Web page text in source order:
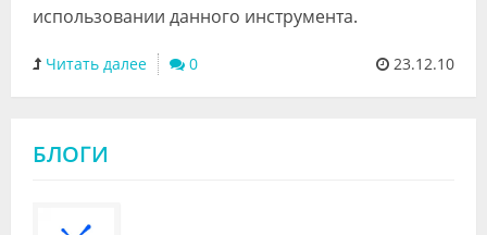
использовании данного инструмента.
Читать далее 0 23.12.10
БЛОГИ